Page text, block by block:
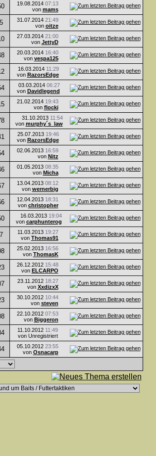
19.08.2014 07:13
von mams
31.07.2014 21:49
von oitze
27.03.2014 21:00
von JettyD
20.03.2014 16:40
von vespa125
16.03.2014 11:29
von RazorsEdge
03.03.2014 06:27
von Davidlegend
21.02.2014 19:43
von flocki
31.10.2013 11:54
von murphy´s_law
25.07.2013 19:46
von RazorsEdge
02.06.2013 16:59
von Nitz
01.05.2013 08:35
von Micha
13.04.2013 08:12
von wernerbig
12.04.2013 18:31
von christopher
16.03.2013 19:04
von carphunterog
11.03.2013 19:27
von Thomas91
25.02.2013 16:56
von ThomasK
26.12.2012 15:48
von ELCARPO
23.11.2012 18:27
von XxdizxX
30.10.2012 10:44
von steven
22.10.2012 07:53
von Biggeron
11.10.2012 11:49
von Unregistriert
05.10.2012 23:55
von Osnacarp